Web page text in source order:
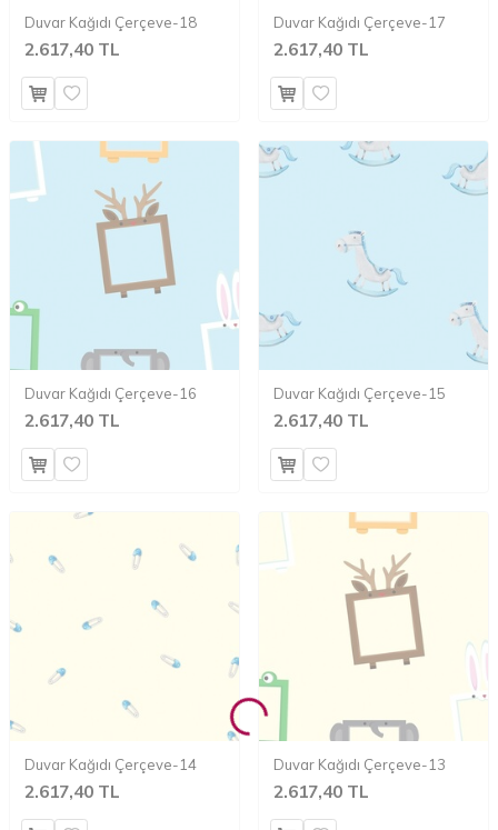
Duvar Kağıdı Çerçeve-18
2.617,40 TL
Duvar Kağıdı Çerçeve-17
2.617,40 TL
Duvar Kağıdı Çerçeve-16
2.617,40 TL
Duvar Kağıdı Çerçeve-15
2.617,40 TL
Duvar Kağıdı Çerçeve-14
2.617,40 TL
Duvar Kağıdı Çerçeve-13
2.617,40 TL